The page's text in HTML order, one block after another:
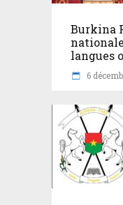
Burkina
langues
6